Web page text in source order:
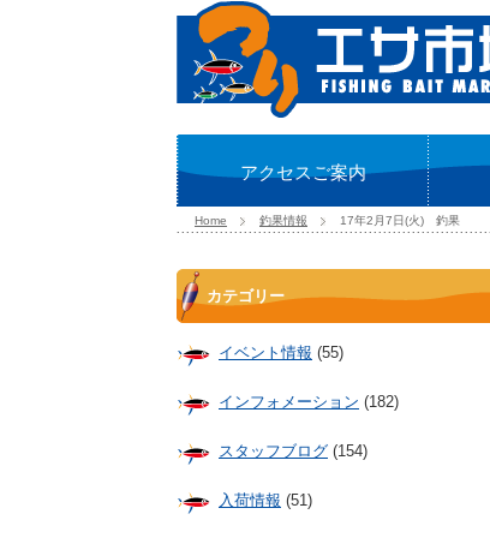
アクセスご案内
Home 釣果情報 17年2月7日(火) 釣果
カテゴリー
イベント情報 (55)
インフォメーション (182)
スタッフブログ (154)
入荷情報 (51)